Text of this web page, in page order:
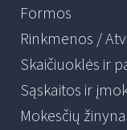
Formos
Rinkmenos /
Skaičiuoklės ir
Sąskaitos ir
Mokesčių